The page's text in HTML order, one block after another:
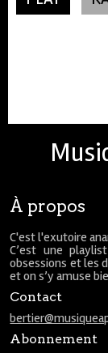
À propos
C'est l'exutoire
C’est une
obsessions et les
et on s’y amuse
Contact
Abonnement